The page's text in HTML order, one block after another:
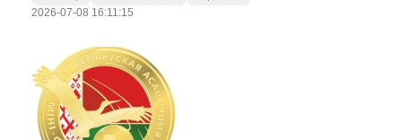
2026-07-08 16:11:15